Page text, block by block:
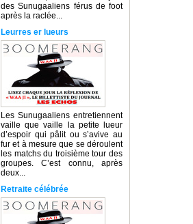
des Sunugaaliens férus de foot
après la raclée...
Leurres er lueurs
Les Sunugaaliens entretiennent
vaille que vaille la petite lueur
d’espoir qui pâlit ou s’avive au
fur et à mesure que se déroulent
les matchs du troisième tour des
groupes. C’est connu, après
deux...
Retraite célébrée